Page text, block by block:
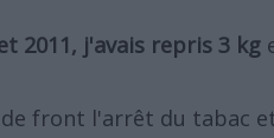
2011, j'avais repris 3 kg
front l'arrêt du tabac